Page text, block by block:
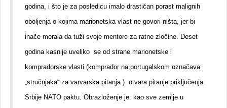
godina, i što je za posledicu imalo drastičan porast malignih
oboljenja o kojima marionetska vlast ne govori ništa, jer bi
inače morala da tuži svoje mentore za ratne zločine. Deset
godina kasnije uveliko se od strane marionetske i
kompradorske vlasti (komprador na portugalskom označava
„stručnjaka“ za varvarska pitanja ) otvara pitanje priključenja
Srbije NATO paktu. Obrazloženje je: kao sve zemlje u